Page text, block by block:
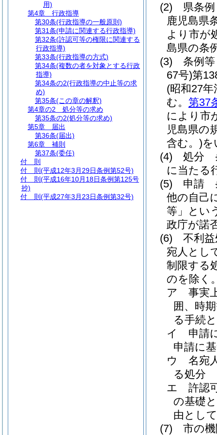
(2)
県条
鹿児島県
より市が
島県の条
(3)
条例
67号)第
(昭和27
む。 第37
により市
児島県の
含む。)を
(4)
処分
に当たる
(5)
申請
他の自己
等」とい
政庁が諾
(6)
不利
宛人とし
制限する
のを除く
ア
事実
囲、時
る手続
イ
申請
申請に
ウ
名宛
る処分
エ
許認
の基礎
由とし
(7)
市の
用)
第4章
行政指導
第30条(行政指導の一般原則)
第31条(申請に関連する行政指導)
第32条(許認可等の権限に関連する
行政指導)
第33条(行政指導の方式)
第34条(複数の者を対象とする行政
指導)
第34条の2(行政指導の中止等の求
め)
第35条(この章の解釈)
第4章の2
処分等の求め
第35条の2(処分等の求め)
第5章
届出
第36条(届出)
第6章
補則
第37条(委任)
付 則
付 則 (平成12年3月29日条例第52号)
付 則 (平成16年10月18日条例第125号
抄)
付 則 (平成27年3月23日条例第32号)